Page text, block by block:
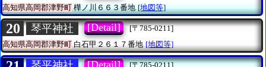
高知県高岡郡津野町樺ノ川６６３番地 [地図等]
20 琴平神社 [Detail]
[〒785-0211]
高知県高岡郡津野町白石甲２６１７番地 [地図等]
[Detail]
[〒785-0211]